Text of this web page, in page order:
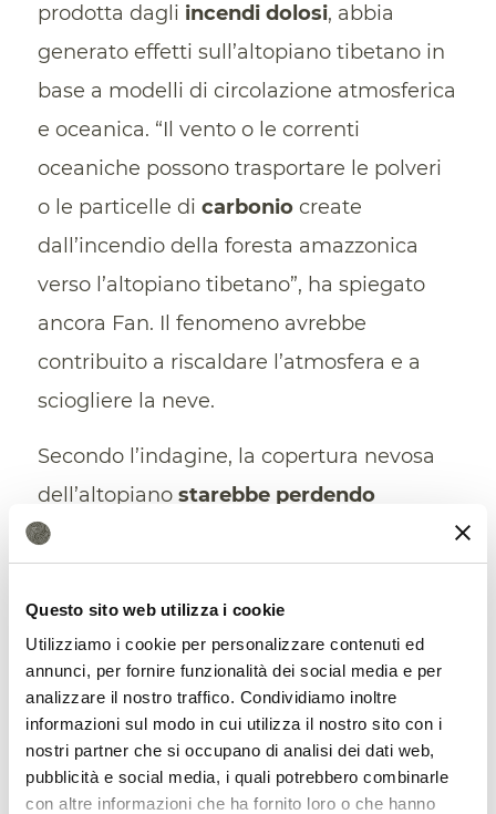
Questo sito web utilizza i cookie
Utilizziamo i cookie per personalizzare contenuti ed
annunci, per fornire funzionalità dei social media e per
analizzare il nostro traffico. Condividiamo inoltre
informazioni sul modo in cui utilizza il nostro sito con i
nostri partner che si occupano di analisi dei dati web,
pubblicità e social media, i quali potrebbero combinarle
con altre informazioni che ha fornito loro o che hanno
prodotta dagli incendi dolosi, abbia
generato effetti sull’altopiano tibetano in
base a modelli di circolazione atmosferica
e oceanica. “Il vento o le correnti
oceaniche possono trasportare le polveri
o le particelle di carboniocreate
dall’incendio della foresta amazzonica
verso l’altopiano tibetano”, ha spiegato
ancora Fan. Il fenomeno avrebbe
contribuito a riscaldare l’atmosfera e a
sciogliere la neve.
Secondo l’indagine, la copertura nevosa
dell’altopianostarebbe perdendo
stabilità già dal 2008
del già citato elemento di ribaltamento.
Anche se non è ancora chiaro se e quanto
il territorio possa definirsi vicino al suo
punto di svolta.
Clima, ultima chiamata. L’IPCC: